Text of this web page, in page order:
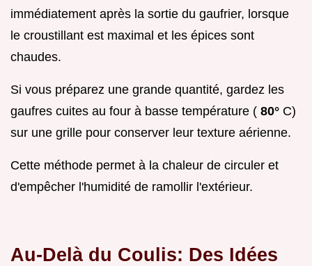
immédiatement après la sortie du gaufrier, lorsque
le croustillant est maximal et les épices sont
chaudes.
Si vous préparez une grande quantité, gardez les
gaufres cuites au four à basse température ( 80° C)
sur une grille pour conserver leur texture aérienne.
Cette méthode permet à la chaleur de circuler et
d'empêcher l'humidité de ramollir l'extérieur.
Au-Delà du Coulis: Des Idées